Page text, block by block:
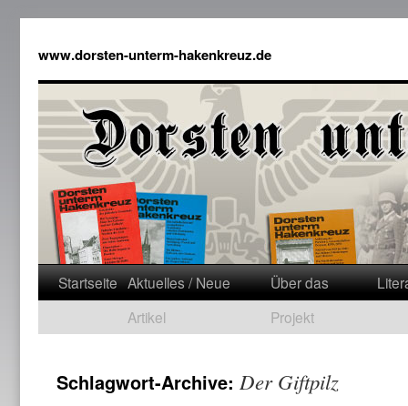
www.dorsten-unterm-hakenkreuz.de
Startseite Aktuelles / Neue
Artikel
Über das
Projekt
Schlagwort-Archive: Der Giftpilz